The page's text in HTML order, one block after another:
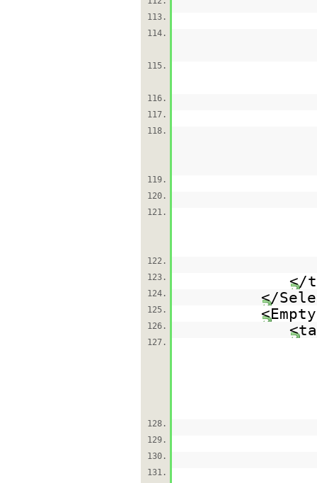
113.
114.
115.
116.
117.
118.
119.
120.
121.
122.
123.
</
124. </
125.
126.
127.
128.
129.
130.
131.